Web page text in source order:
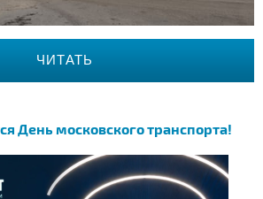
ЧИТАТЬ
День московского транспорта!